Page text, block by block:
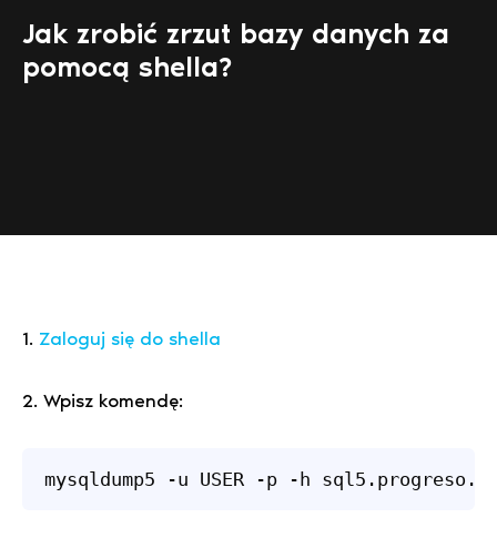
Jak zrobić zrzut bazy danych za
pomocą shella?
1. Zaloguj się do shella
2. Wpisz komendę:
mysqldump5 -u USER -p -h